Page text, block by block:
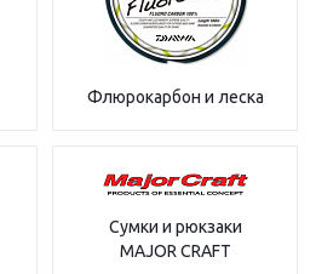
Флюрокарбон и леска
Сумки и рюкзаки
MAJOR CRAFT